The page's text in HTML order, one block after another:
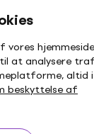
at analysere
altid i
beskyttelse af